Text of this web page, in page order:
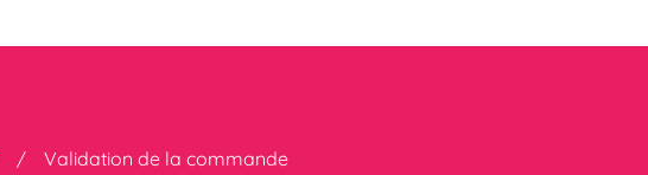
Validation de la commande